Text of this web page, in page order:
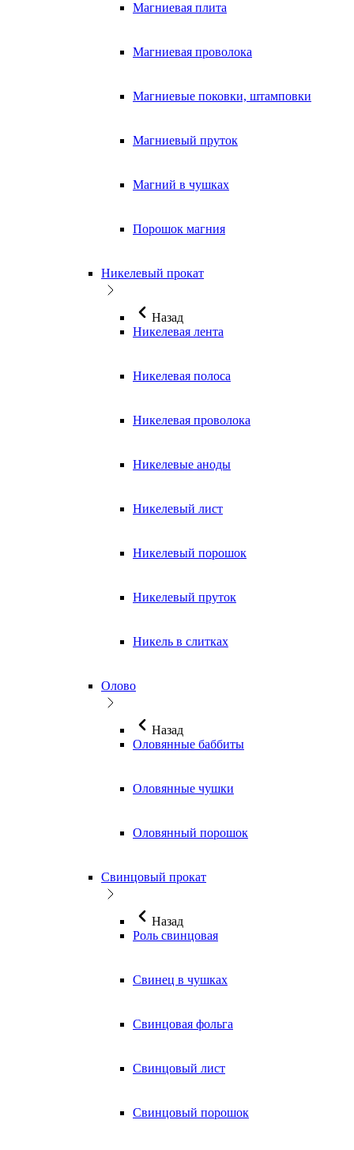
Магниевая плита
Магниевая проволока
Магниевые поковки, штамповки
Магниевый пруток
Магний в чушках
Порошок магния
Никелевый прокат
Назад
Никелевая лента
Никелевая полоса
Никелевая проволока
Никелевые аноды
Никелевый лист
Никелевый порошок
Никелевый пруток
Никель в слитках
Олово
Назад
Оловянные баббиты
Оловянные чушки
Оловянный порошок
Свинцовый прокат
Назад
Роль свинцовая
Свинец в чушках
Свинцовая фольга
Свинцовый лист
Свинцовый порошок